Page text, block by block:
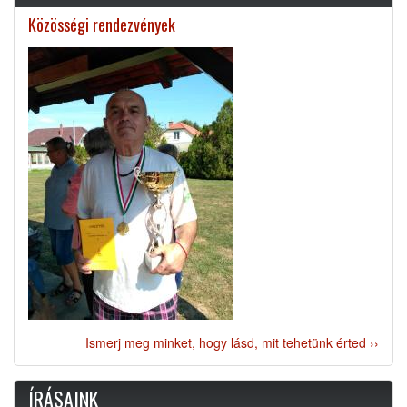
Közösségi rendezvények
Ismerj meg minket, hogy lásd, mit tehetünk érted ››
ÍRÁSAINK